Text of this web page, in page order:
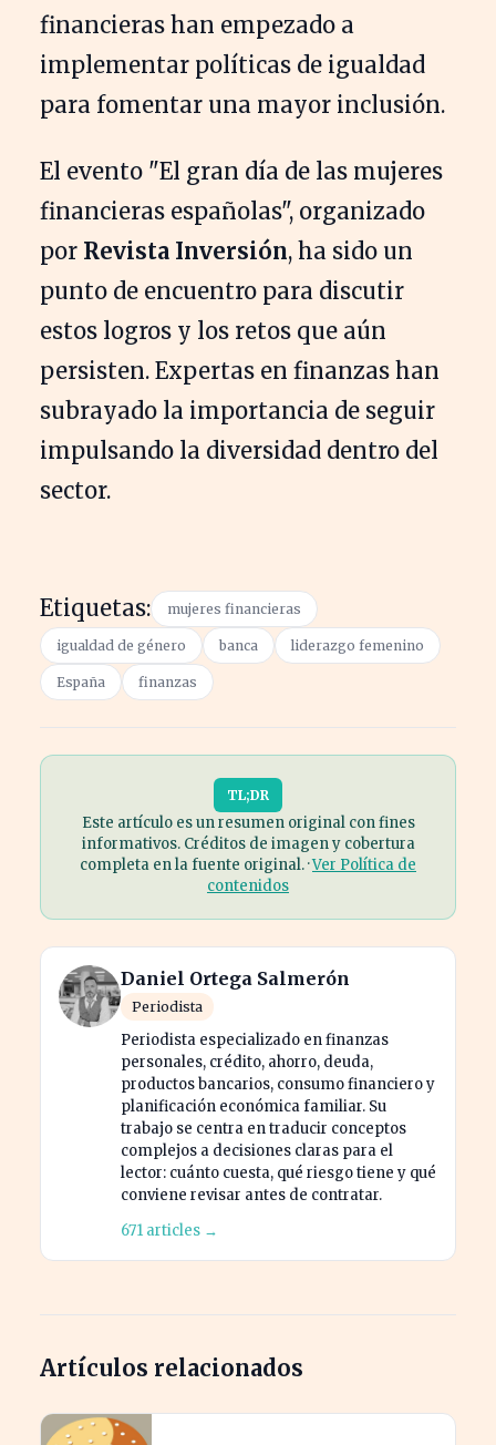
financieras han empezado a
implementar políticas de igualdad
para fomentar una mayor inclusión.
El evento "El gran día de las mujeres
financieras españolas", organizado
por Revista Inversión, ha sido un
punto de encuentro para discutir
estos logros y los retos que aún
persisten. Expertas en finanzas han
subrayado la importancia de seguir
impulsando la diversidad dentro del
sector.
Etiquetas: mujeres financieras
igualdad de género banca liderazgo femenino
España finanzas
TL;DR
Este artículo es un resumen original con fines
informativos. Créditos de imagen y cobertura
completa en la fuente original. ·Ver Política de
contenidos
Daniel Ortega Salmerón
Periodista
Periodista especializado en finanzas
personales, crédito, ahorro, deuda,
productos bancarios, consumo financiero y
planificación económica familiar. Su
trabajo se centra en traducir conceptos
complejos a decisiones claras para el
lector: cuánto cuesta, qué riesgo tiene y qué
conviene revisar antes de contratar.
671 articles →
Artículos relacionados